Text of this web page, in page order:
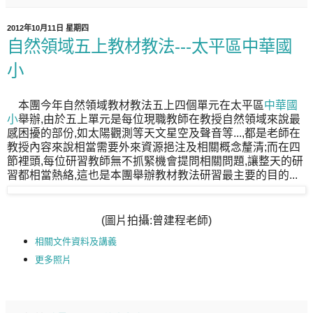
2012年10月11日 星期四
自然領域五上教材教法---太平區中華國
小
本團今年自然領域教材教法五上四個單元在太平區中華國
小舉辦,由於五上單元是每位現職教師在教授自然領域來說最
感困擾的部份,如太陽觀測等天文星空及聲音等...,都是老師在
教授內容來說相當需要外來資源挹注及相關概念釐清;而在四
節裡頭,每位研習教師無不抓緊機會提問相關問題,讓整天的研
習都相當熱絡,這也是本團舉辦教材教法研習最主要的目的...
(圖片拍攝:曾建程老師)
相關文件資料及講義
更多照片